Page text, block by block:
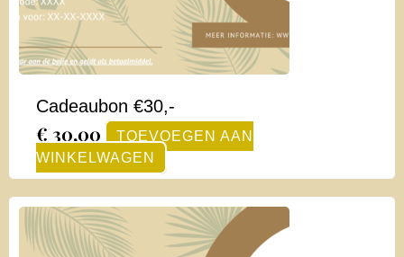
Cadeaubon €30,-
€ 30,00
TOEVOEGEN AAN
WINKELWAGEN